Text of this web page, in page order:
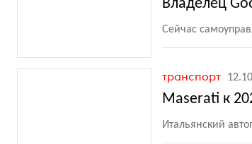
Владелец
Сейчас
транспорт
Maserati к
Итальянский